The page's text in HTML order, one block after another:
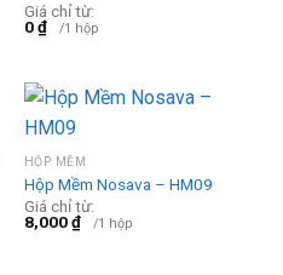
Giá chỉ từ:
0₫ /1 hộp
HỘP MỀM
Hộp Mềm Nosava – HM09
Giá chỉ từ:
8,000₫ /1 hộp